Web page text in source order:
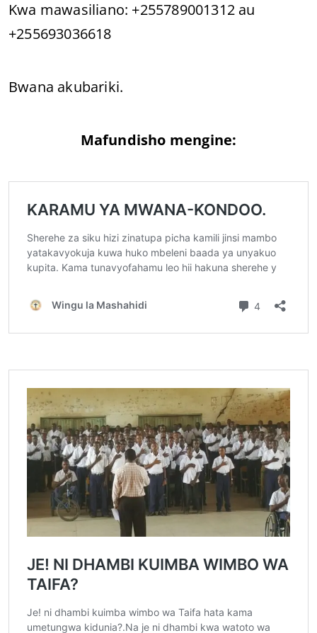
Kwa mawasiliano: +255789001312 au
+255693036618
Bwana akubariki.
Mafundisho mengine: